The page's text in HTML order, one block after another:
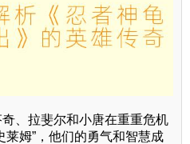
、拉斐尔和小唐在重重危机
莱姆”，他们的勇气和智慧成